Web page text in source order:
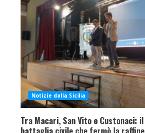
Notizie dalla Sicilia
Tra Macari, San Vito e Custonaci: